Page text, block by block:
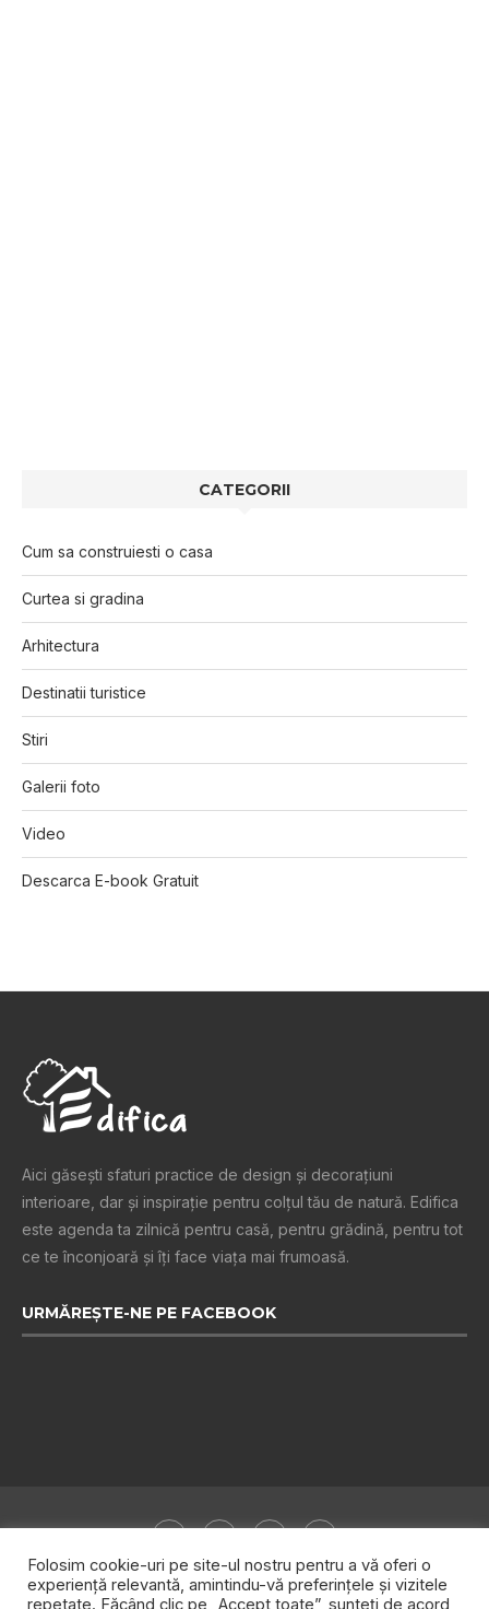
CATEGORII
Cum sa construiesti o casa
Curtea si gradina
Arhitectura
Destinatii turistice
Stiri
Galerii foto
Video
Descarca E-book Gratuit
Aici găsești sfaturi practice de design şi decoraţiuni
interioare, dar și inspiraţie pentru colţul tău de natură. Edifica
este agenda ta zilnică pentru casă, pentru grădină, pentru tot
ce te înconjoară şi îţi face viaţa mai frumoasă.
URMĂREȘTE-NE PE FACEBOOK
Folosim cookie-uri pe site-ul nostru pentru a vă oferi o
experiență relevantă, amintindu-vă preferințele și vizitele
repetate. Făcând clic pe „Accept toate”, sunteți de acord